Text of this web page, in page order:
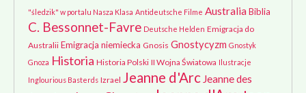
"śledzik" w portalu Nasza Klasa Antideutsche Filme AustraliaBiblia
C. Bessonnet-Favre Deutsche Helden Emigracja do
Australii Emigracja niemiecka Gnosis Gnostycyzm Gnostyk
Gnoza Historia Historia Polski II Wojna Światowa Ilustracje
Inglourious Basterds Izrael Jeanne d'Arc Jeanne des